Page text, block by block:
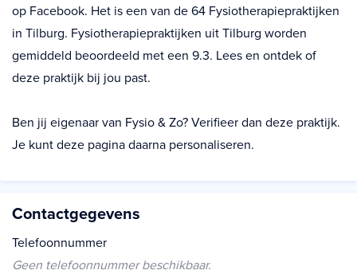
op Facebook. Het is een van de 64 Fysiotherapiepraktijken
in Tilburg. Fysiotherapiepraktijken uit Tilburg worden
gemiddeld beoordeeld met een 9.3. Lees en ontdek of
deze praktijk bij jou past.
Ben jij eigenaar van Fysio & Zo? Verifieer dan deze praktijk.
Je kunt deze pagina daarna personaliseren.
Contactgegevens
Telefoonnummer
Geen telefoonnummer beschikbaar.